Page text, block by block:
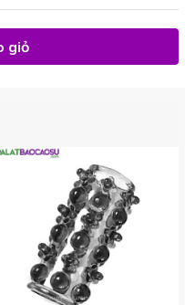
toàn bộ bộ phận sinh
bằng khăn mềm.
da.
giỏ